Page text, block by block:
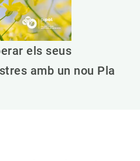
els seus
amb un nou Pla